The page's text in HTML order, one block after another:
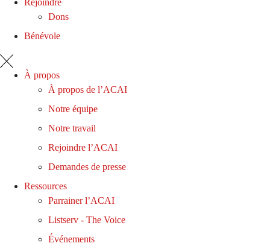
Rejoindre
Dons
Bénévole
À propos
À propos de l’ACAI
Notre équipe
Notre travail
Rejoindre l’ACAI
Demandes de presse
Ressources
Parrainer l’ACAI
Listserv - The Voice
Événements